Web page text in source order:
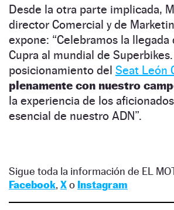
Desde la otra parte implicada,
director Comercial y de
expone: “Celebramos la
Cupra al mundial de
posicionamiento del Seat León
plenamente con nuestro
la experiencia de los
esencial de nuestro ADN”.
Sigue toda la información de EL
Facebook, Xo Instagram